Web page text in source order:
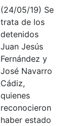
(24/05/19) Se
trata de los
detenidos
Juan Jesús
Fernández y
José Navarro
Cádiz,
quienes
reconocieron
haber estado